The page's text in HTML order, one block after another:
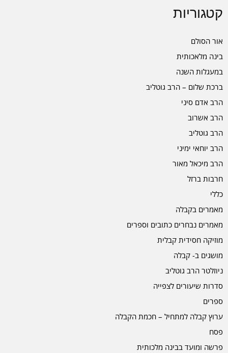
קטגוריות
אור הסולם
בינה מלאכותית
במעגלות השנה
ברכת שלום – הרב גוטליב
הרב אדם סיני
הרב אשרוב
הרב גוטליב
הרב יוחאי ימיני
הרב מיכאל מאור
חרבות ברזל
כללי
מאמרים בקבלה
מאמרים נבחרים כתובים וספרים
מוזיקה חסידית קבלית
מושגים ב- קבלה
ניוזלטר הרב גוטליב
סדרות שיעורים לצפייה
ספרים
ערוץ קבלה למתחיל – חכמת הקבלה
פסח
פרשה ומועד בבינה מלכותית